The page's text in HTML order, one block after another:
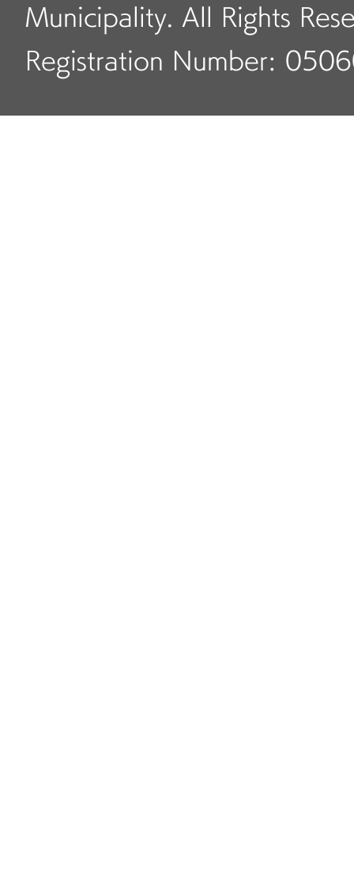
Municipality. All Rights
Registration Number: